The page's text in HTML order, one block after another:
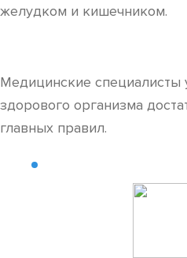
желудком и кишечником.
Медицинские специалисты
здорового организма
главных правил.